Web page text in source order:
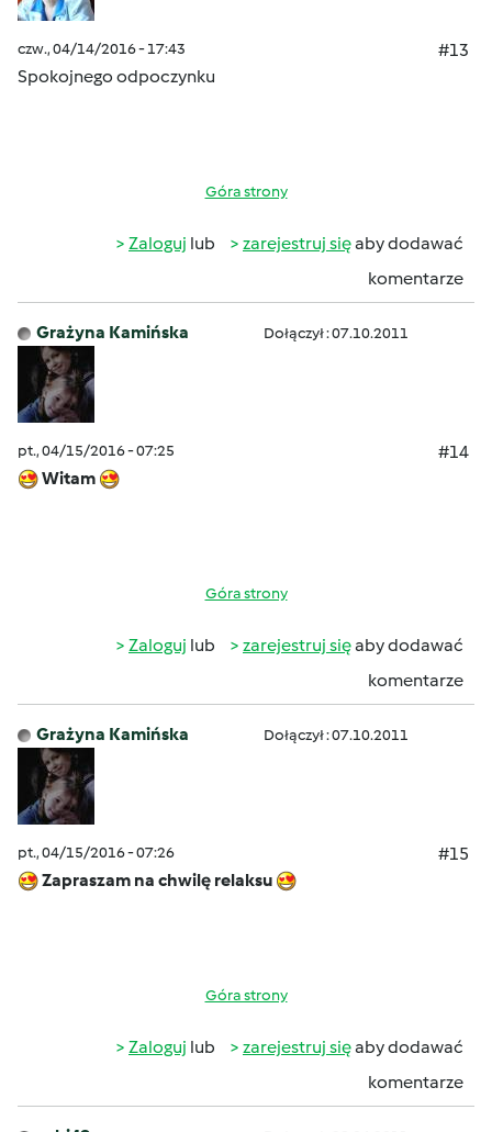
czw., 04/14/2016 - 17:43
#13
Spokojnego odpoczynku
Góra strony
Zaloguj lub zarejestruj sięaby dodawać
komentarze
Grażyna Kamińska Dołączył : 07.10.2011
pt., 04/15/2016 - 07:25
#14
Witam
Góra strony
Zaloguj lub zarejestruj sięaby dodawać
komentarze
Grażyna Kamińska Dołączył : 07.10.2011
pt., 04/15/2016 - 07:26
#15
Zapraszam na chwilę relaksu
Góra strony
Zaloguj lub zarejestruj sięaby dodawać
komentarze